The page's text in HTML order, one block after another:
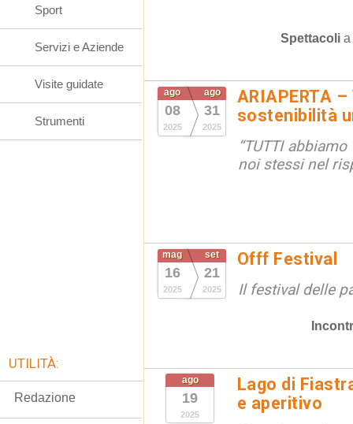
Spettacoli a
ago
08
2025
ago
31
2025
ARIAPERTA
sostenibilità
“TUTTI
noi stessi nel
mag
16
2025
set
21
2025
Offf Festival
Il festival delle
ago
19
2025
Lago di
e aperitivo
Sport
Servizi e Aziende
Visite guidate
Strumenti
UTILITÀ:
Redazione